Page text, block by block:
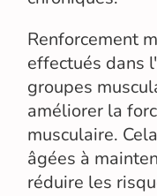
Renforcement
effectués dans
groupes
améliorer la
musculaire.
âgées à
réduire les